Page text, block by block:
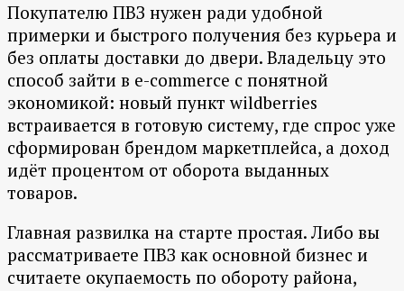
Покупателю ПВЗ нужен ради удобной
примерки и быстрого получения без курьера и
без оплаты доставки до двери. Владельцу это
способ зайти в e-commerce с понятной
экономикой: новый пункт wildberries
встраивается в готовую систему, где спрос уже
сформирован брендом маркетплейса, а доход
идёт процентом от оборота выданных
товаров.
Главная развилка на старте простая. Либо вы
рассматриваете ПВЗ как основной бизнес и
считаете окупаемость по обороту района,